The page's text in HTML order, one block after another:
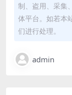
制、盗用、采集
体平台。如若本
们进行处理。
admin